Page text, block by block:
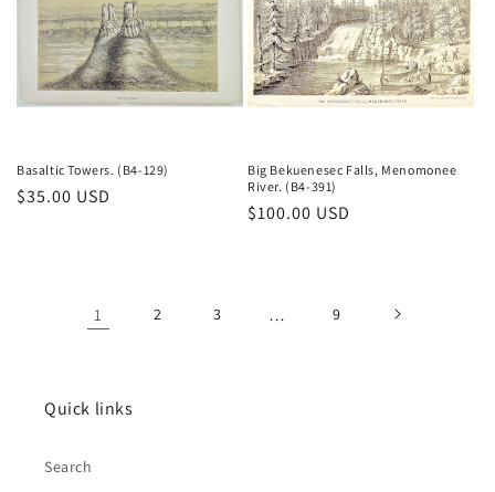
Basaltic Towers. (B4-129)
Prix
$35.00 USD
Big Bekuenesec Falls, Menomonee
River. (B4-391)
Prix
$100.00 USD
1 2 3 … 9
Quick links
Search